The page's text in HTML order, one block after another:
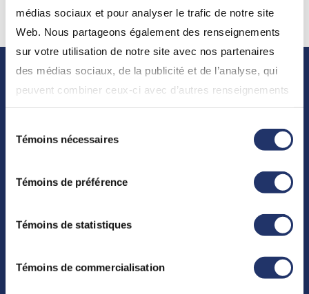
médias sociaux et pour analyser le trafic de notre site
Web. Nous partageons également des renseignements
sur votre utilisation de notre site avec nos partenaires
des médias sociaux, de la publicité et de l’analyse, qui
peuvent combiner ceux-ci avec d’autres renseignements
que vous leur avez fournis ou qu’ils ont collectés lors de
votre utilisation de leurs services. En continuant d’utiliser
notre site Web, vous consentez à l’utilisation de nos
référez à la section « Modalités de tous les sites Web
».
Témoins nécessaires
Témoins de préférence
Témoins de statistiques
Témoins de commercialisation
À propos de nous
Salle de presse
Financière CI